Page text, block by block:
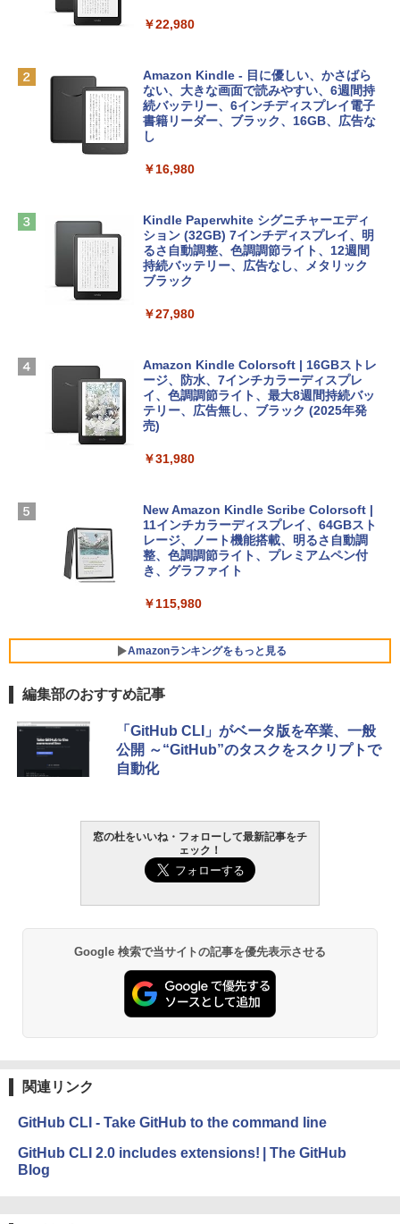
eTime HDカメラ - インディゴ
tomtoc 360°保護 15.6 16インチ パソコ
ンケース Dell NEC Lavie ASUS HP dyna
book Lenovo対応
￥2,952
Apple 2026 MacBook Air M5チップ搭載
13インチノートブック：AIとApple Intell
igence、13.6インチLiquid Retinaディ
スプレイ、16GBユニファイドメモリ、1
TB SSDストレージ、12MPセンターフレ
D - シルバー
【Amazon.co.jp限定】 HP ノートパソコ
ン 15-fd 15.6インチ 16GBメモリ 512GB
SSD インテル Core 5
￥129,800
FMV ノートパソコン WE1-K3 (MS 365 P
ersonal/Copilotキー搭載/Win 11/15.6型/
Core i5/16GB/SSD 512GB/ホワイト) FM
VWK3E15W_AZ
￥1,300
Robloxギフトカード - 1000 Robux 【限
定バーチャルアイテムを含む】 【オンラ
インゲームコード】 ロブロックス |オン
ラインコード版
4(最新 永続版)|オンラインコード版|Wind
ows11、10/mac対応|PC2台
￥39,582
Robloxギフトカード - 2,000 Robux 【限
ラインコード版
￥3,200
ト): Java & Bedrock Edition | オンライ
￥3,600
出す プロンプトの言葉 AI画像生成シリー
ズ (はぴーイラストLabo)
￥480
ClaudeCode いちばんやさしい 教科書:
にもKindle出版にも！ 非エンジニアのた
めのAIコーディング入門シリーズ
￥99
1冊ですべて身につくHTML & CSSとWe
￥1,292
FM TOWNS ハイパー・カタログ: 本体ハ
ェクトリストと最新エミュレータ紹介
￥22,980
Amazon Kindle - 目に優しい、かさばら
ない、大きな画面で読みやすい、6週間持
続バッテリー、6インチディスプレイ電子
書籍リーダー、ブラック、16GB、広告な
し
￥16,980
Kindle Paperwhite シグニチャーエディ
ション (32GB) 7インチディスプレイ、明
るさ自動調整、色調調節ライト、12週間
持続バッテリー、広告なし、メタリック
ブラック
￥27,980
Amazon Kindle Colorsoft | 16GBストレ
ージ、防水、7インチカラーディスプレ
イ、色調調節ライト、最大8週間持続バッ
テリー、広告無し、ブラック (2025年発
売)
￥31,980
New Amazon Kindle Scribe Colorsoft |
11インチカラーディスプレイ、64GBスト
レージ、ノート機能搭載、明るさ自動調
整、色調調節ライト、プレミアムペン付
き、グラファイト
￥115,980
Amazonランキングをもっと見る
編集部のおすすめ記事
「GitHub CLI」がベータ版を卒業、一般
公開 ～“GitHub”のタスクをスクリプトで
自動化
窓の杜をいいね・フォローして最新記事をチ
ェック！
Google 検索で当サイトの記事を優先表示させる
関連リンク
GitHub CLI - Take GitHub to the command line
GitHub CLI 2.0 includes extensions! | The GitHub
Blog